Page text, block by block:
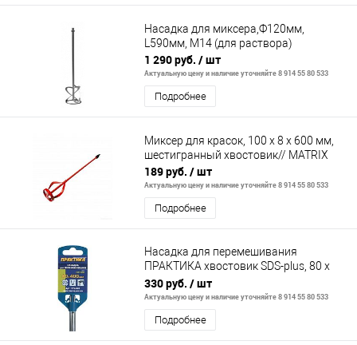
Насадка для миксера,Ф120мм,
L590мм, М14 (для раствора)
1 290 руб. / шт
Актуальную цену и наличие уточняйте 8 914 55 80 533
Подробнее
Миксер для красок, 100 х 8 х 600 мм,
шестигранный хвостовик// MATRIX
189 руб. / шт
Актуальную цену и наличие уточняйте 8 914 55 80 533
Подробнее
Насадка для перемешивания
ПРАКТИКА хвостовик SDS-plus, 80 х
400, гипсовые и цементно-песчаные
смеси
330 руб. / шт
Актуальную цену и наличие уточняйте 8 914 55 80 533
Подробнее